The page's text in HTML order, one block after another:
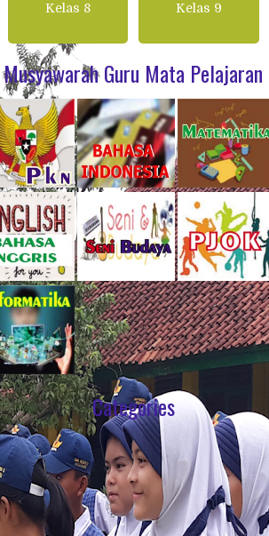
Kelas 8 Kelas 9
Musyawarah Guru Mata Pelajaran
Categories